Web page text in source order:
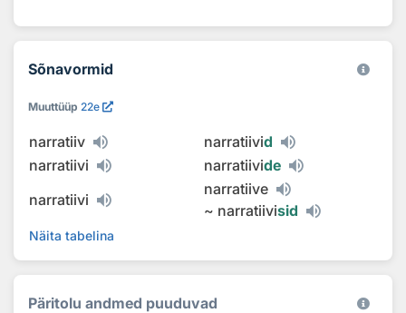
Sõnavormid
Muuttüüp 22e
narratiiv narratiivid
narratiivi
narratiivide
narratiivi
narratiive
~ narratiivisid
Näita tabelina
Päritolu andmed puuduvad